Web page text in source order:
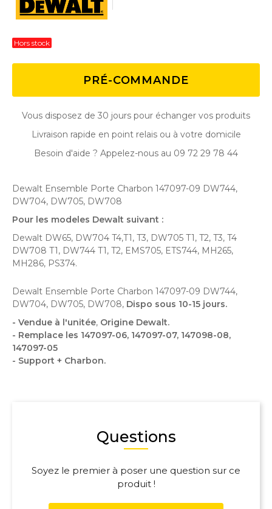
Hors stock
PRÉ-COMMANDE
Vous disposez de 30 jours pour échanger vos produits
Livraison rapide en point relais ou à votre domicile
Besoin d'aide ? Appelez-nous au 09 72 29 78 44
Dewalt Ensemble Porte Charbon 147097-09 DW744,
DW704, DW705, DW708
Pour les modeles Dewalt suivant :
Dewalt DW65, DW704 T4,T1, T3, DW705 T1, T2, T3, T4
DW708 T1, DW744 T1, T2, EMS705, ETS744, MH265,
MH286, PS374.
Dewalt Ensemble Porte Charbon 147097-09 DW744,
DW704, DW705, DW708, Dispo sous 10-15 jours.
- Vendue à l'unitée, Origine Dewalt.
- Remplace les 147097-06, 147097-07, 147098-08,
147097-05
- Support + Charbon.
Questions
Soyez le premier à poser une question sur ce
produit !